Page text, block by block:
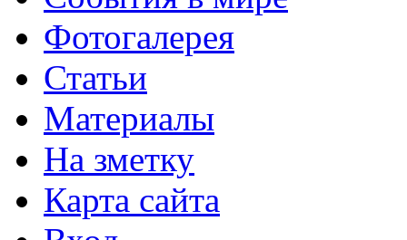
Фотогалерея
Статьи
Материалы
На зметку
Карта сайта